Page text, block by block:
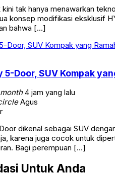
kini tak hanya menawarkan
konsep modifikasi eksklusif
bahwa […]
5-Door, SUV Kompak
4 jam yang lalu
Agus
dikenal sebagai SUV
karena juga cocok untuk
Bagi perempuan […]
Untuk Anda